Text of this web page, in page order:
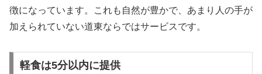
徴になっています。これも自然が豊かで、あまり人の手が
加えられていない道東ならではサービスです。
軽食は5分以内に提供